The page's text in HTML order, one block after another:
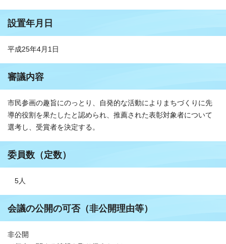
設置年月日
平成25年4月1日
審議内容
市民参画の趣旨にのっとり、自発的な活動によりまちづくりに先
導的役割を果たしたと認められ、推薦された表彰対象者について
選考し、受賞者を決定する。
委員数（定数）
5人
会議の公開の可否（非公開理由等）
非公開